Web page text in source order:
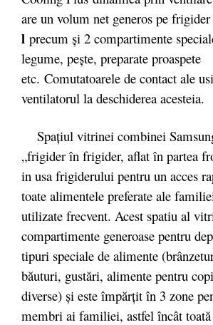
are un volum net generos pe frigider
l precum și 2 compartimente
legume, pește, preparate proaspete
etc. Comutatoarele de contact ale
ventilatorul la deschiderea acesteia.
Spaţiul vitrinei combinei
„frigider în frigider, aflat în partea
in usa frigiderului pentru un acces
toate alimentele preferate ale
utilizate frecvent. Acest spatiu al
compartimente generoase pentru
tipuri speciale de alimente
băuturi, gustări, alimente pentru
diverse) şi este împărţit în 3 zone
membri ai familiei, astfel încât toată